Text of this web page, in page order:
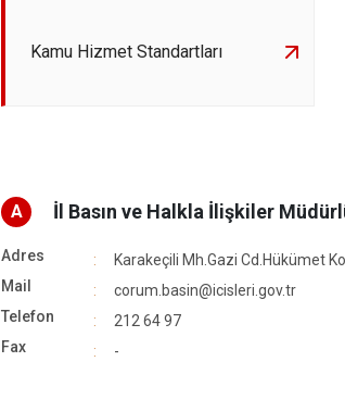
Kamu Hizmet Standartları
A İl Basın ve Halkla İlişkiler
Adres
Karakeçili Mh.Gazi Cd.Hükümet
Mail
corum.basin@icisleri.gov.tr
Telefon
212 64 97
Fax
-